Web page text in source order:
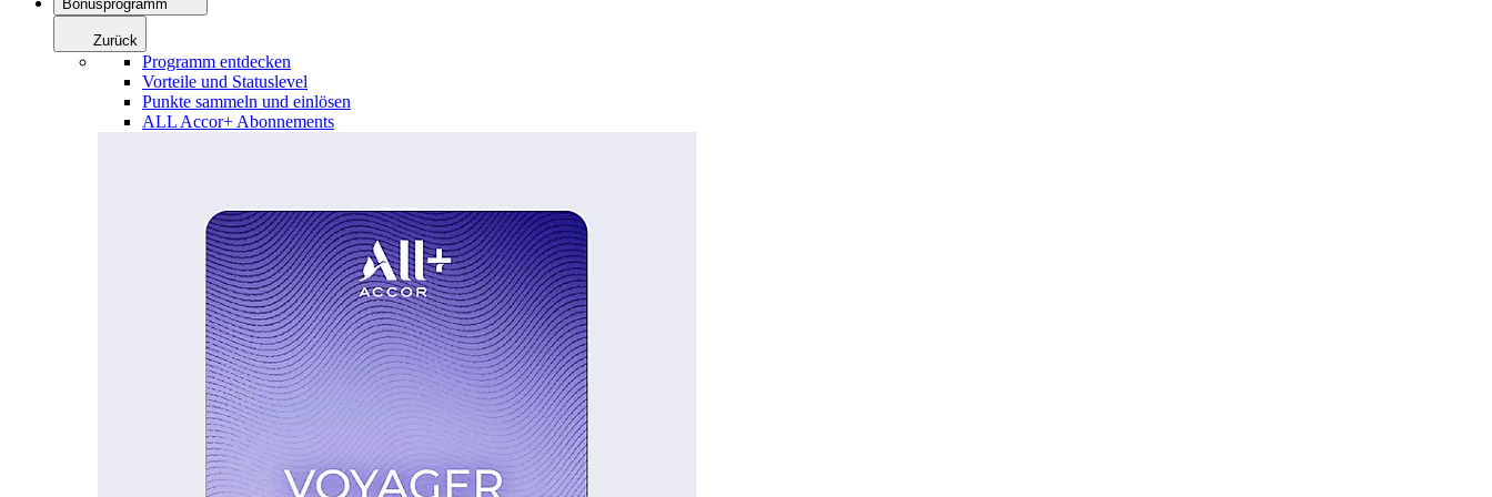
Bonusprogramm
Zurück
Programm entdecken
Vorteile und Statuslevel
Punkte sammeln und einlösen
ALL Accor+ Abonnements